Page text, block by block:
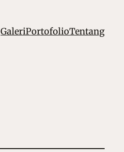
GaleriPortofolioTentang